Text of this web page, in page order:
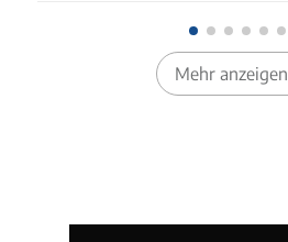
Mehr anzeigen